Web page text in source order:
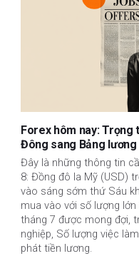
Forex hôm nay: Trọng
Đông sang Bảng
Đây là những thông tin
8: Đồng đô la Mỹ (USD)
vào sáng sớm thứ Sáu
mua vào với số lượng
tháng 7 được mong đợi,
nghiệp, Số lượng việc
phát tiền lương.